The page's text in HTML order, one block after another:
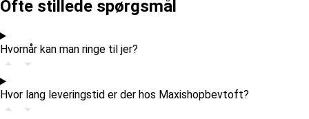
Ofte stillede spørgsmål
Hvornår kan man ringe til jer?
Hvor lang leveringstid er der hos Maxishopbevtoft?